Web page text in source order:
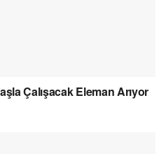
Çalışacak Eleman Arıyor